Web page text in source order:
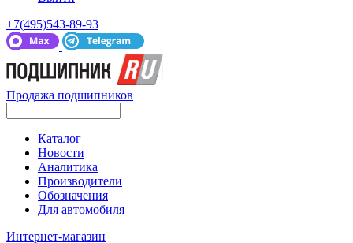
+7(495)543-89-93
Продажа подшипников
Каталог
Новости
Аналитика
Производители
Обозначения
Для автомобиля
Интернет-магазин